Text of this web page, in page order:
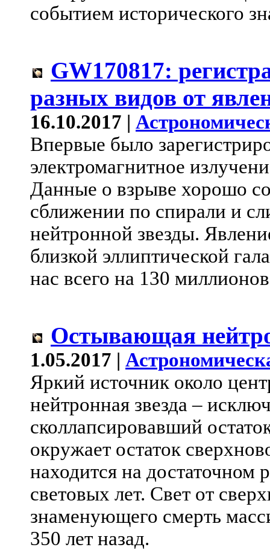
событием исторического
GW170817:
разных видов от
16.10.2017 |
Впервые было
электромагнитное
Данные о взрыве хорошо
сближении по спирали и
нейтронной звезды.
близкой эллиптической
нас всего на 130
Остывающая
1.05.2017 |
Яркий источник около
нейтронная звезда –
сколлапсировавший
окружает остаток
находится на достаточном
световых лет. Свет от
знаменующего смерть
350 лет назад.